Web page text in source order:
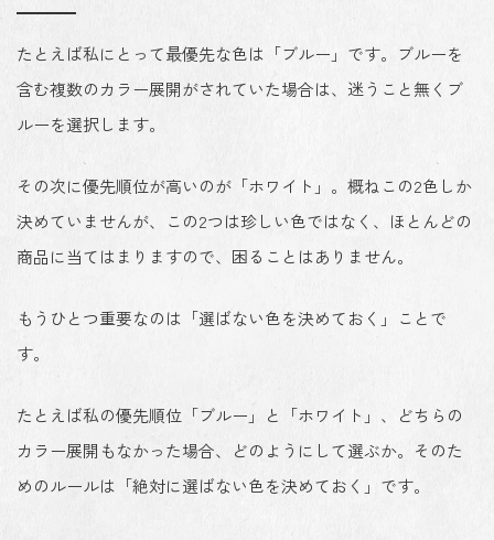
たとえば私にとって最優先な色は「ブルー」 です。ブルーを
含む複数のカラー展開がされていた場合は、 迷うこと無くブ
ルーを選択 します。
その次に優先順位が高いのが「ホワイト」。概ねこの2色しか
決めていませんが、この2つは珍しい色ではなく、ほとんどの
商品に当てはまりますので、困ることはありません。
もうひとつ重要なのは「選ばない色を決めておく 」ことで
す。
たとえば私の優先順位「ブルー」と「ホワイト」、どちらの
カラー展開もなかった場合、どのようにして選ぶか。そのた
めのルールは「絶対に選ばない色を決めておく 」です。